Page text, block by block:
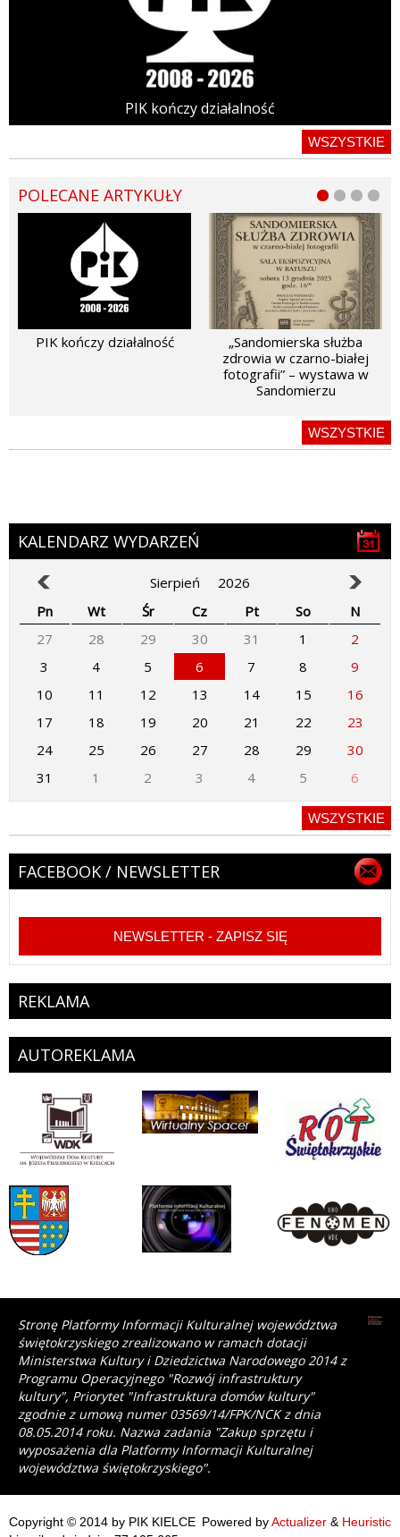
PIK kończy działalność
WSZYSTKIE
POLECANE ARTYKUŁY
PIK kończy działalność
„Sandomierska służba
zdrowia w czarno-białej
fotografii” – wystawa w
Sandomierzu
WSZYSTKIE
KALENDARZ WYDARZEŃ
Sierpień
2026
Pn
Wt Śr Cz Pt So
N
27
28 29 30 31 1
2
3
4 5 6 7 8
9
10
11 12 13 14 15
16
17
18 19 20 21 22
23
24
25 26 27 28 29
30
31
1 2 3 4 5 6
WSZYSTKIE
FACEBOOK / NEWSLETTER
NEWSLETTER - ZAPISZ SIĘ
REKLAMA
AUTOREKLAMA
Stronę Platformy Informacji Kulturalnej województwa
świętokrzyskiego zrealizowano w ramach dotacji
Ministerstwa Kultury i Dziedzictwa Narodowego 2014 z
Programu Operacyjnego "Rozwój infrastruktury
kultury", Priorytet "Infrastruktura domów kultury"
zgodnie z umową numer 03569/14/FPK/NCK z dnia
08.05.2014 roku. Nazwa zadania "Zakup sprzętu i
wyposażenia dla Platformy Informacji Kulturalnej
województwa świętokrzyskiego".
Powered byActualizer & Heuristic
Copyright © 2014 by PIK KIELCE